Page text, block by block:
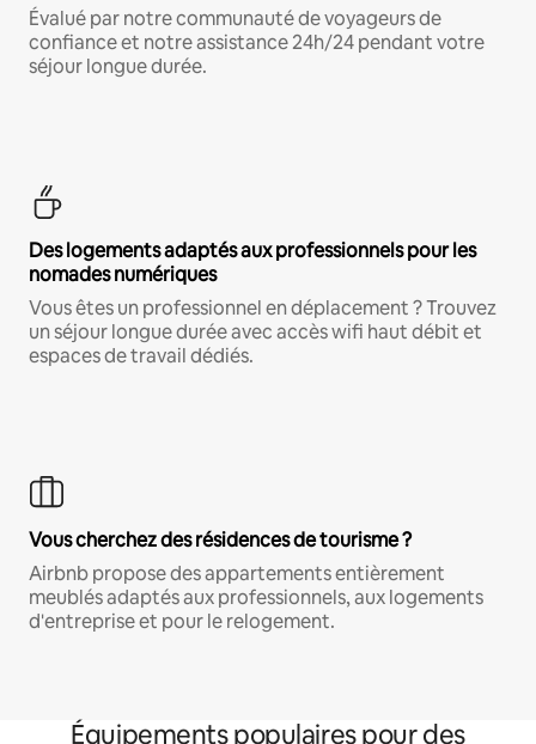
Évalué par notre communauté de voyageurs de
confiance et notre assistance 24h/24 pendant votre
séjour longue durée.
Des logements adaptés aux professionnels pour les
nomades numériques
Vous êtes un professionnel en déplacement ? Trouvez
un séjour longue durée avec accès wifi haut débit et
espaces de travail dédiés.
Vous cherchez des résidences de tourisme ?
Airbnb propose des appartements entièrement
meublés adaptés aux professionnels, aux logements
d'entreprise et pour le relogement.
Équipements populaires pour des